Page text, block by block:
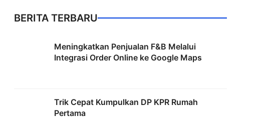
BERITA TERBARU
Meningkatkan Penjualan F&B Melalui
Integrasi Order Online ke Google Maps
Trik Cepat Kumpulkan DP KPR Rumah
Pertama